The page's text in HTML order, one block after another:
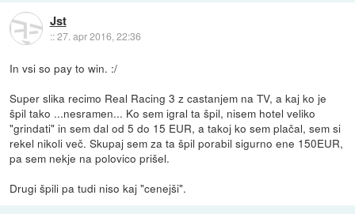
Jst
::27. apr 2016, 22:36
In vsi so pay to win. :/
Super slika recimo Real Racing 3 z castanjem na TV, a kaj ko je
špil tako ...nesramen... Ko sem igral ta špil, nisem hotel veliko
"grindati" in sem dal od 5 do 15 EUR, a takoj ko sem plačal, sem si
rekel nikoli več. Skupaj sem za ta špil porabil sigurno ene 150EUR,
pa sem nekje na polovico prišel.
Drugi špili pa tudi niso kaj "cenejši".